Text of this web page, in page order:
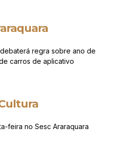
regra sobre ano de
carros de aplicativo
feira no Sesc Araraquara